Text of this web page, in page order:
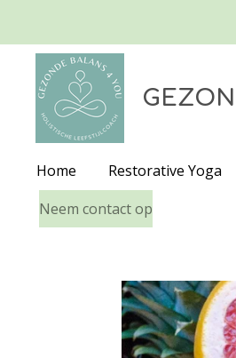
direct
naar
hoofdinhoud
Home Restorative Yoga
Neem contact op